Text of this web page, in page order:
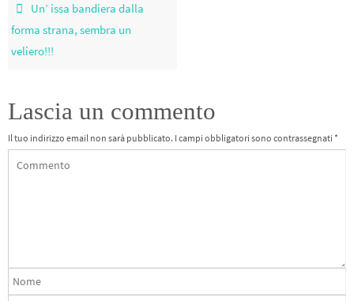
Un’ issa bandiera dalla
forma strana, sembra un
veliero!!!
Lascia un commento
Il tuo indirizzo email non sarà pubblicato. I campi obbligatori sono contrassegnati *